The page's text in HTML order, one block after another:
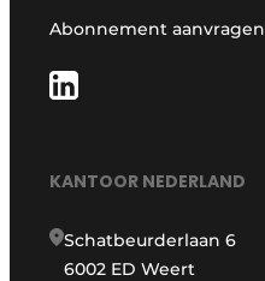
Abonnement aanvragen
KANTOOR NEDERLAND
Schatbeurderlaan 6
6002 ED Weert